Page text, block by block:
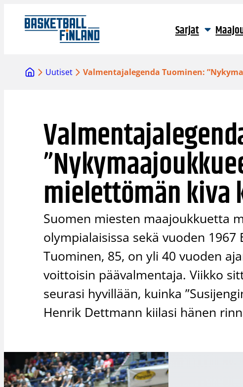
sisältöön
Sarjat
Uutiset Valmentajalegenda Tuominen:
mielettömän kiva
Suomen miesten maajoukkuetta
olympialaisissa sekä vuoden
Tuominen, 85, on yli 40 vuoden
voittoisin päävalmentaja. Viikko
seurasi hyvillään, kuinka
Henrik Dettmann kiilasi hänen